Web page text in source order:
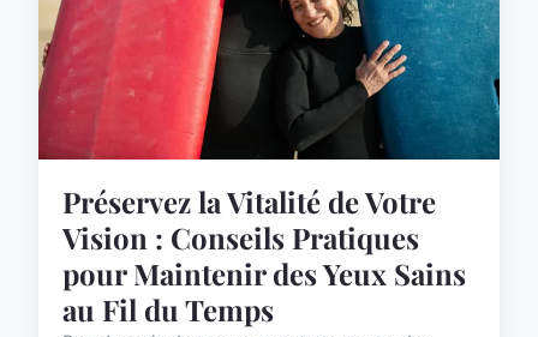
Préservez la Vitalité de Votre
Vision : Conseils Pratiques
pour Maintenir des Yeux Sains
au Fil du Temps